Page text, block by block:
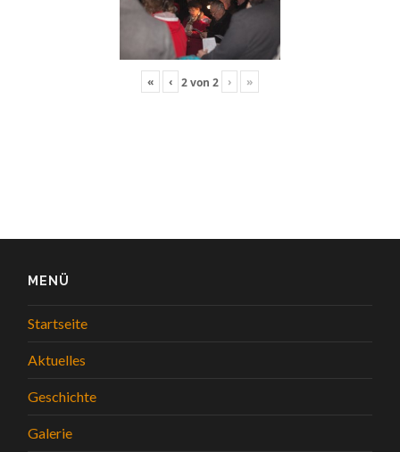
« ‹ 2von 2 › »
MENÜ
Startseite
Aktuelles
Geschichte
Galerie